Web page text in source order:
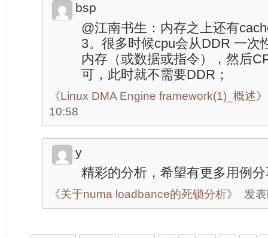
bsp
@江南书生：内存之上还有
3。很多时候cpu会从DDR 一次
内存（或数据或指令），然后
可，此时就不需要DDR；
《Linux DMA Engine framework(1)_概述》
10:58
y
精彩的分析，希望有更多用例
《关于numa loadbance的死锁分析》 发